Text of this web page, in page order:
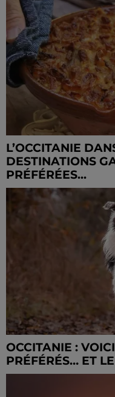
L’OCCITANIE
DESTINATIONS
PRÉFÉRÉES...
OCCITANIE :
PRÉFÉRÉS… ET